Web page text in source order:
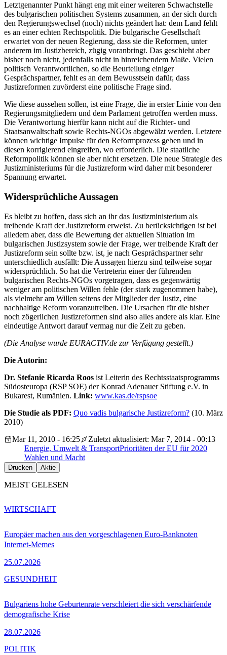
Letztgenannter Punkt hängt eng mit einer weiteren Schwachstelle
des bulgarischen politischen Systems zusammen, an der sich durch
den Regierungswechsel (noch) nichts geändert hat: dem Land fehlt
es an einer echten Rechtspolitik. Die bulgarische Gesellschaft
erwartet von der neuen Regierung, dass sie die Reformen, unter
anderem im Justizbereich, zügig voranbringt. Das geschieht aber
bisher noch nicht, jedenfalls nicht in hinreichendem Maße. Vielen
politisch Verantwortlichen, so die Beurteilung einiger
Gesprächspartner, fehlt es an dem Bewusstsein dafür, dass
Justizreformen zuvörderst eine politische Frage sind.
Wie diese aussehen sollen, ist eine Frage, die in erster Linie von den
Regierungsmitgliedern und dem Parlament getroffen werden muss.
Die Verantwortung hierfür kann nicht auf die Richter- und
Staatsanwaltschaft sowie Rechts-NGOs abgewälzt werden. Letztere
können wichtige Impulse für den Reformprozess geben und in
diesen korrigierend eingreifen, wo erforderlich. Die staatliche
Reformpolitik können sie aber nicht ersetzen. Die neue Strategie des
Justizministeriums für die Justizreform wird daher mit besonderer
Spannung erwartet.
Widersprüchliche Aussagen
Es bleibt zu hoffen, dass sich an ihr das Justizministerium als
treibende Kraft der Justizreform erweist. Zu berücksichtigen ist bei
alledem aber, dass die Bewertung der aktuellen Situation im
bulgarischen Justizsystem sowie der Frage, wer treibende Kraft der
Justizreform sein sollte bzw. ist, je nach Gesprächspartner sehr
unterschiedlich ausfällt: Die Aussagen hierzu sind teilweise sogar
widersprüchlich. So hat die Vertreterin einer der führenden
bulgarischen Rechts-NGOs vorgetragen, dass es gegenwärtig
weniger am politischen Willen fehle (der stark zugenommen habe),
als vielmehr am Willen seitens der Mitglieder der Justiz, eine
nachhaltige Reform voranzutreiben. Die Ursachen für die bisher
noch zögerlichen Justizreformen sind also alles andere als klar. Eine
eindeutige Antwort darauf vermag nur die Zeit zu geben.
(Die Analyse wurde EURACTIV.de zur Verfügung gestellt.)
Die Autorin:
Dr. Stefanie Ricarda Roos ist Leiterin des Rechtsstaatsprogramms
Südosteuropa (RSP SOE) der Konrad Adenauer Stiftung e.V. in
Bukarest, Rumänien. Link: www.kas.de/rspsoe
Die Studie als PDF: Quo vadis bulgarische Justizreform? (10. März
2010)
Mar 11, 2010 - 16:25
Zuletzt aktualisiert: Mar 7, 2014 - 00:13
Energie, Umwelt & TransportPrioritäten der EU für 2020
Wahlen und Macht
Drucken Aktie
MEIST GELESEN
Europäer machen aus den vorgeschlagenen Euro-Banknoten
Internet-Memes
25.07.2026
WIRTSCHAFT
Bulgariens hohe Geburtenrate verschleiert die sich verschärfende
demografische Krise
28.07.2026
GESUNDHEIT
POLITIK